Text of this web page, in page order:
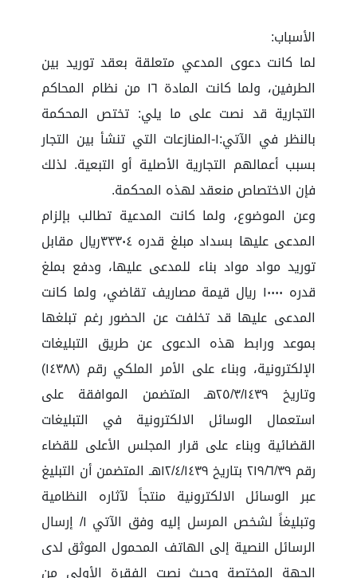
الأسباب:
لما كانت دعوى المدعي متعلقة بعقد توريد بين
الطرفين، ولما كانت المادة ١٦ من نظام المحاكم
التجارية قد نصت على ما يلي: تختص المحكمة
بالنظر في الآتي:١-المنازعات التي تنشأ بين التجار
بسبب أعمالهم التجارية الأصلية أو التبعية. لذلك
فإن الاختصاص منعقد لهذه المحكمة.
وعن الموضوع، ولما كانت المدعية تطالب بإلزام
المدعى عليها بسداد مبلغ قدره ٣٣٣٠٤ريال مقابل
توريد مواد مواد بناء للمدعى عليها، ودفع بملغ
قدره ١٠٠٠٠ ريال قيمة مصاريف تقاضي، ولما كانت
المدعى عليها قد تخلفت عن الحضور رغم تبلغها
بموعد ورابط هذه الدعوى عن طريق التبليغات
الإلكترونية، وبناء على الأمر الملكي رقم (١٤٣٨٨)
وتاريخ ٢٥/٣/١٤٣٩هـ المتضمن الموافقة على
استعمال الوسائل الالكترونية في التبليغات
القضائية وبناء على قرار المجلس الأعلى للقضاء
رقم ٢١٩/٦/٣٩ بتاريخ ١٢/٤/١٤٣٩هـ المتضمن أن التبليغ
عبر الوسائل الالكترونية منتجاً لآثاره النظامية
وتبليغاً لشخص المرسل إليه وفق الآتي ١/ إرسال
الرسائل النصية إلى الهاتف المحمول الموثق لدى
الجهة المختصة وحيث نصت الفقرة الأولى من